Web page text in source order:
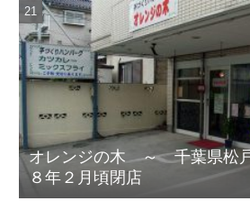
オレンジの木 ～ 千葉県松
８年２月頃閉店